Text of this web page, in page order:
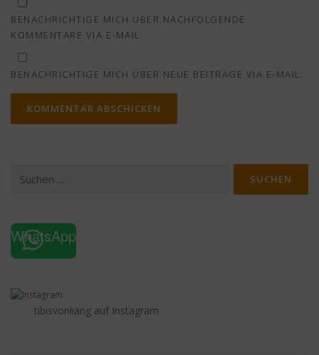
BENACHRICHTIGE MICH ÜBER NACHFOLGENDE
KOMMENTARE VIA E-MAIL.
BENACHRICHTIGE MICH ÜBER NEUE BEITRÄGE VIA E-MAIL.
nach:
WhatsApp
tibisvonliang auf Instagram